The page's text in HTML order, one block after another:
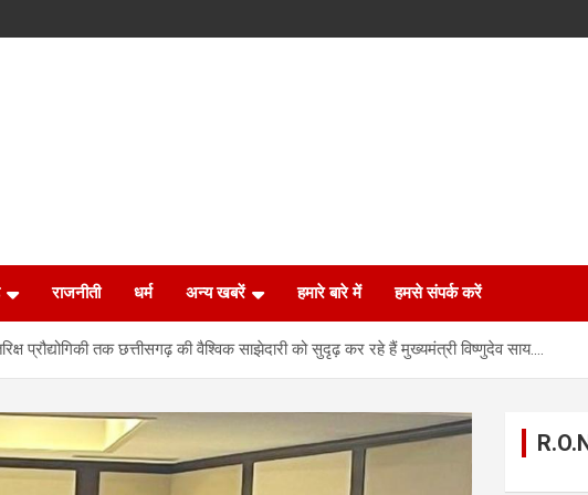
राजनीती धर्म अन्य खबरें हमारे बारे में हमसे संपर्क करें
प्रौद्योगिकी तक छत्तीसगढ़ की वैश्विक साझेदारी को सुदृढ़ कर रहे हैं मुख्यमंत्री विष्णुदेव साय….